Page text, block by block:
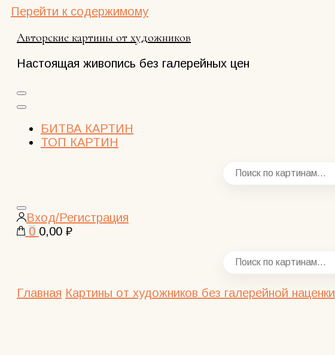
Перейти к содержимому
Авторские картины от художников
Настоящая живопись без галерейных цен
БИТВА КАРТИН
ТОП КАРТИН
Закрыть
поиск
Вход/Регистрация
0 0,00 ₽
Главная Картины от художников без галерейной наценки